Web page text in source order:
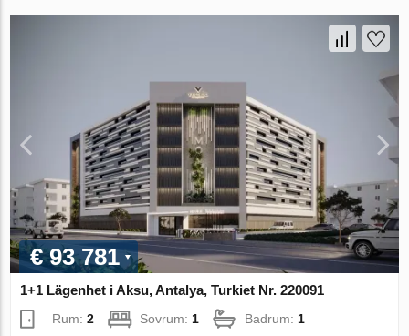
€ 93 781
1+1 Lägenhet i Aksu, Antalya, Turkiet Nr. 220091
Rum:2 Sovrum:1 Badrum:1